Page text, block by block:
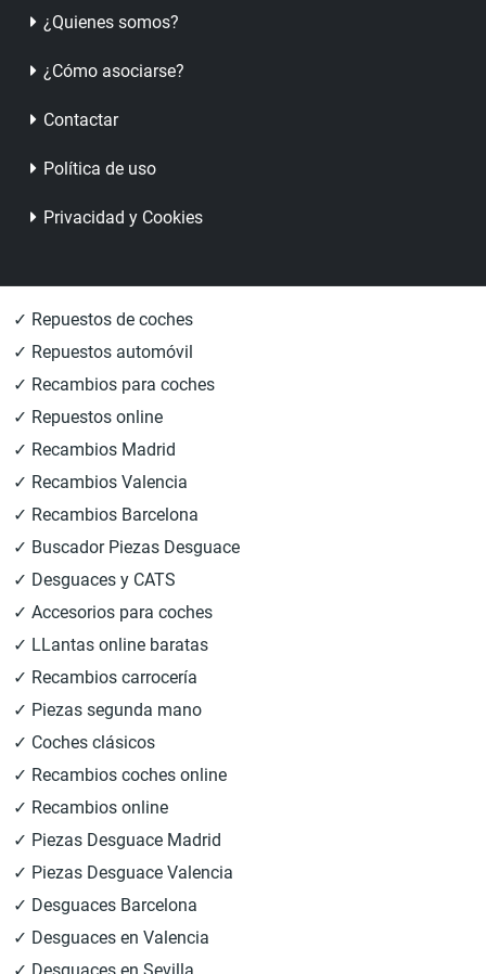
¿Quienes somos?
¿Cómo asociarse?
Contactar
Política de uso
Privacidad y Cookies
✓ Repuestos de coches
✓ Repuestos automóvil
✓ Recambios para coches
✓ Repuestos online
✓ Recambios Madrid
✓ Recambios Valencia
✓ Recambios Barcelona
✓ Buscador Piezas Desguace
✓ Desguaces y CATS
✓ Accesorios para coches
✓ LLantas online baratas
✓ Recambios carrocería
✓ Piezas segunda mano
✓ Coches clásicos
✓ Recambios coches online
✓ Recambios online
✓ Piezas Desguace Madrid
✓ Piezas Desguace Valencia
✓ Desguaces Barcelona
✓ Desguaces en Valencia